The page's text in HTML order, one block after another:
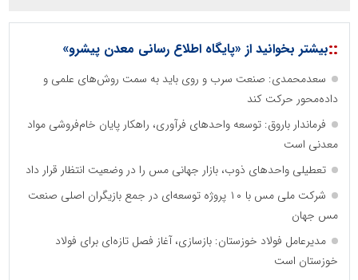
::بیشتر بخوانید از «پایگاه اطلاع رسانی معدن پیشرو»
سعدمحمدی: صنعت سرب و روی باید به سمت روش‌های علمی و
داده‌محور حرکت کند
فرماندار باروق: توسعه واحدهای فرآوری، راهکار پایان خام‌فروشی مواد
معدنی است
تعطیلی واحدهای ذوب، بازار جهانی مس را در وضعیت انتظار قرار داد
شرکت ملی مس با ۱۰ پروژه توسعه‌ای در جمع بازیگران اصلی صنعت
مس جهان
مدیرعامل فولاد خوزستان: بازسازی، آغاز فصل تازه‌ای برای فولاد
خوزستان است